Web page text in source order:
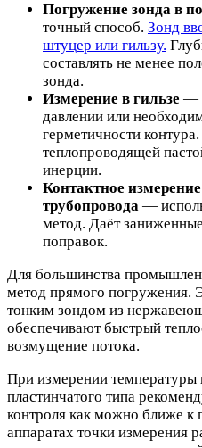
Погружение зонда в
точный способ. Зонд
штуцер или гильзу.
составлять не менее
зонда.
Измерение в гильзе —
давлении или
герметичности
теплопроводящей
инерции.
Контактное
трубопровода —
метод. Даёт
поправок.
Для большинства
метод прямого погружения.
тонким зондом из
обеспечивают быстрый
возмущение потока.
При измерении температуры
пластинчатого типа
контроля как можно ближе
аппаратах точки измерения